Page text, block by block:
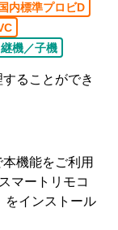
国内標準プロビD
機／子機
ることができ
機能をご利用
マートリモコ
をインストール